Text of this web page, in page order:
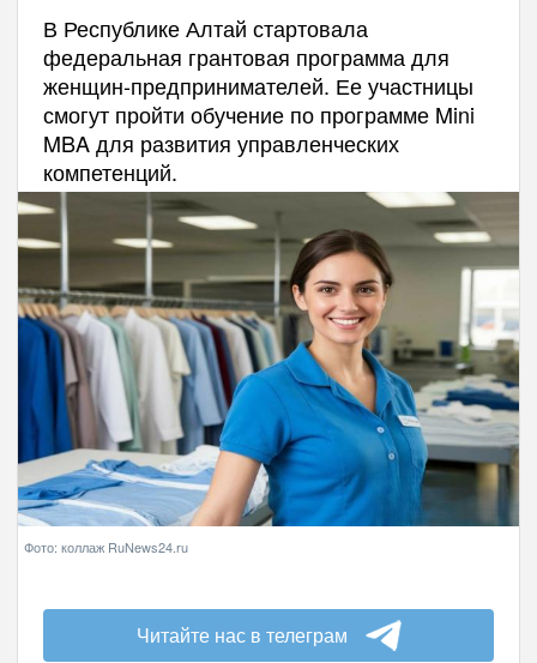
В Республике Алтай стартовала
федеральная грантовая программа для
женщин-предпринимателей. Ее участницы
смогут пройти обучение по программе Mini
MBA для развития управленческих
компетенций.
Фото: коллаж RuNews24.ru
Читайте нас в телеграм